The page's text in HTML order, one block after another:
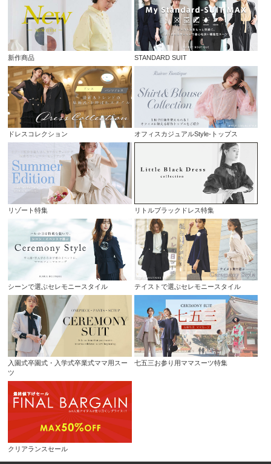
新作商品 STANDARD SUIT
ドレスコレクション オフィスカジュアルStyle-トップス
リゾート特集 リトルブラックドレス特集
シーンで選ぶセレモニースタイル テイストで選ぶセレモニースタイル
入園式卒園式・入学式卒業式ママ用スー
ツ
七五三お参り用ママスーツ特集
クリアランスセール